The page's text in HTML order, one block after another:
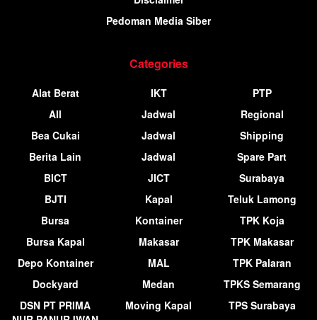
Pedoman Media Siber
Categories
Alat Berat
All
Bea Cukai
Berita Lain
BICT
BJTI
Bursa
Bursa Kapal
Depo Kontainer
Dockyard
DSN PT PRIMA
IKT
Jadwal
Jadwal
Jadwal
JICT
Kapal
Kontainer
Makasar
MAL
Medan
Moving Kapal
PTP
Regional
Shipping
Spare Part
Surabaya
Teluk Lamong
TPK Koja
TPK Makasar
TPK Palaran
TPKS Semarang
TPS Surabaya